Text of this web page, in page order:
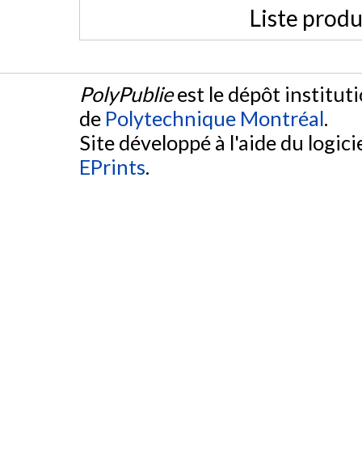
Liste
PolyPublieest le dépôt
de Polytechnique Montréal.
Site développé à l'aide du
EPrints.